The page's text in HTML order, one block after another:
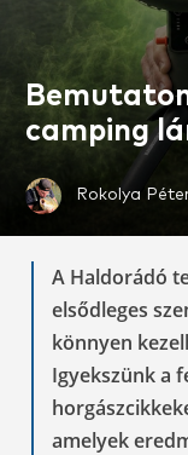
camping
Rokolya
A Haldorádó
elsődleges
könnyen
Igyekszünk a
amelyek